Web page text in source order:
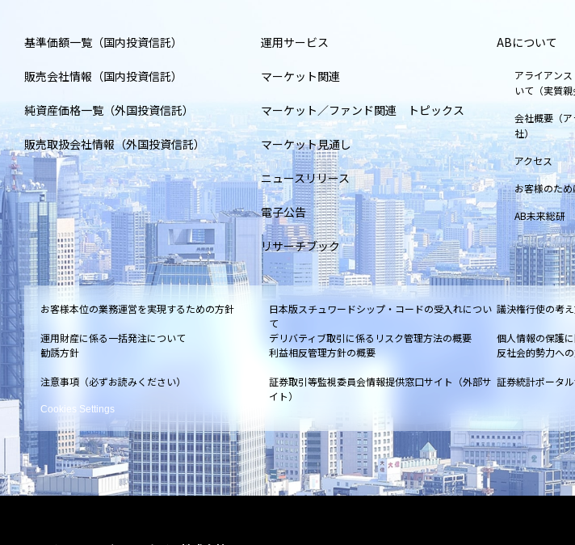
基準価額一覧（国内投資信託）
販売会社情報（国内投資信託）
純資産価格一覧（外国投資信託）
販売取扱会社情報（外国投資信託）
運用サービス
マーケット関連
マーケット／ファンド関連 トピックス
マーケット見通し
ニュースリリース
電子公告
リサーチブック
ABについて
アライアン
いて（実質親
会社概要（
社）
アクセス
お客様のため
AB未来総研
お客様本位の業務運営を実現するための方針
日本版スチュワードシップ・コードの受入れについ
て
議決権行使の考
運用財産に係る一括発注について デリバティブ取引に係るリスク管理方法の概要 個人情報の保護
勧誘方針
利益相反管理方針の概要 反社会的勢力へ
注意事項（必ずお読みください）
証券取引等監視委員会情報提供窓口サイト（外部サ
イト）
証券統計ポータ
Cookies Settings